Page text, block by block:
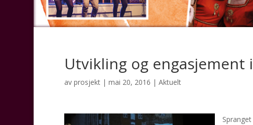
Utvikling og engasjement
av prosjekt| mai 20, 2016 | Aktuelt